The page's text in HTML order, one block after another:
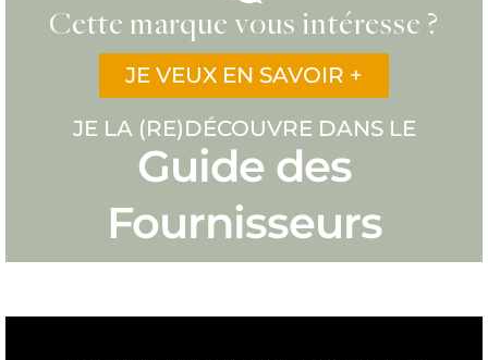
Cette marque vous intéresse ?
JE VEUX EN SAVOIR +
JE LA (RE)DÉCOUVRE DANS LE
Guide des
Fournisseurs